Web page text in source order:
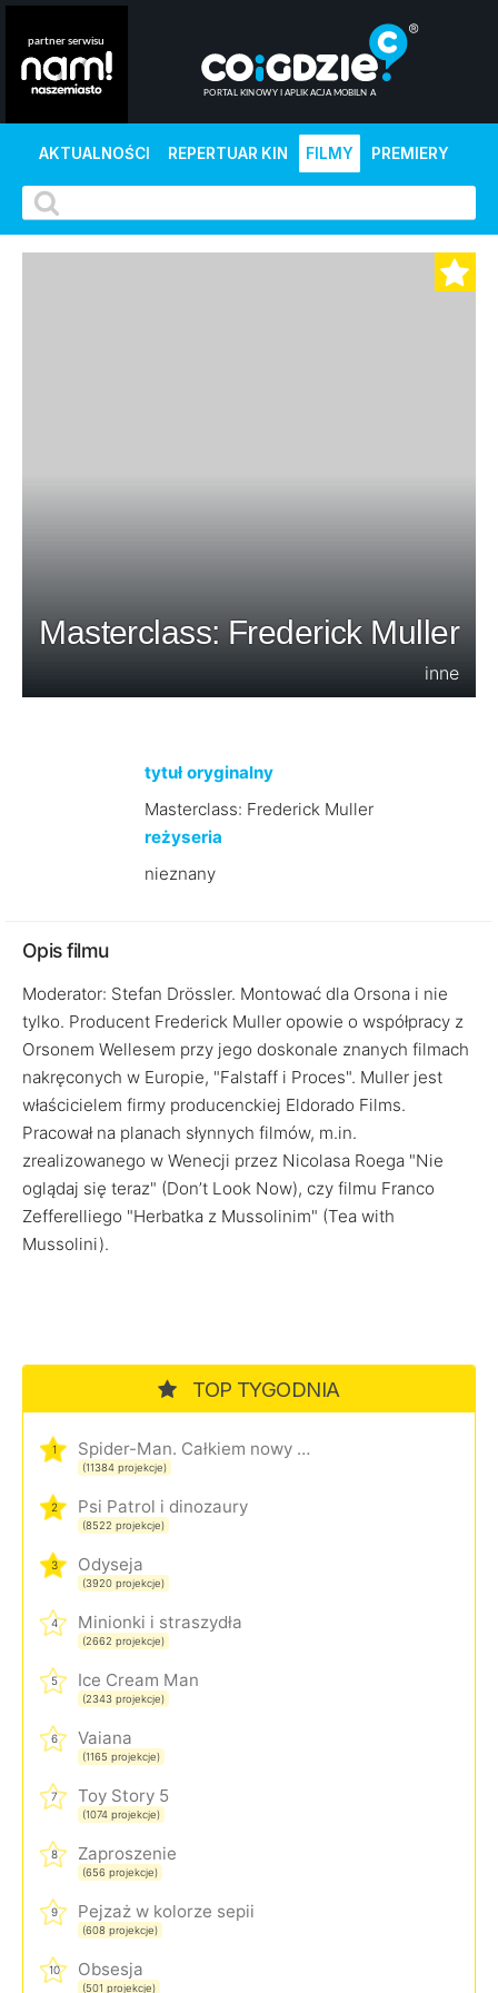
AKTUALNOŚCI REPERTUAR KIN FILMY PREMIERY
Masterclass: Frederick Muller
inne
tytuł oryginalny
Masterclass: Frederick Muller
reżyseria
nieznany
Opis filmu
Moderator: Stefan Drössler. Montować dla Orsona i nie
tylko. Producent Frederick Muller opowie o współpracy z
Orsonem Wellesem przy jego doskonale znanych filmach
nakręconych w Europie, "Falstaff i Proces". Muller jest
właścicielem firmy producenckiej Eldorado Films.
Pracował na planach słynnych filmów, m.in.
zrealizowanego w Wenecji przez Nicolasa Roega "Nie
oglądaj się teraz" (Don’t Look Now), czy filmu Franco
Zefferelliego "Herbatka z Mussolinim" (Tea with
Mussolini).
TOP TYGODNIA
1 Spider-Man. Całkiem nowy dzień
(11384 projekcje)
2 Psi Patrol i dinozaury
(8522 projekcje)
3 Odyseja
(3920 projekcje)
4 Minionki i straszydła
(2662 projekcje)
5 Ice Cream Man
(2343 projekcje)
6 Vaiana
(1165 projekcje)
7 Toy Story 5
(1074 projekcje)
8 Zaproszenie
(656 projekcje)
9 Pejzaż w kolorze sepii
(608 projekcje)
10 Obsesja
(501 projekcje)